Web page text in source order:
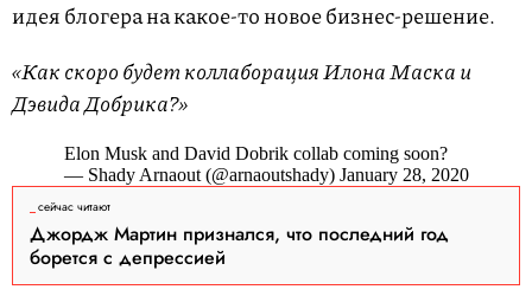
идея блогера на какое-то новое бизнес-решение.
«Как скоро будет коллаборация Илона Маска и
Дэвида Добрика?»
Elon Musk and David Dobrik collab coming soon?
— Shady Arnaout (@arnaoutshady) January 28, 2020
сейчас читают
Джордж Мартин признался, что последний год
борется с депрессией